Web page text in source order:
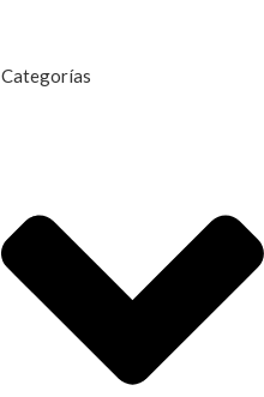
Categorías